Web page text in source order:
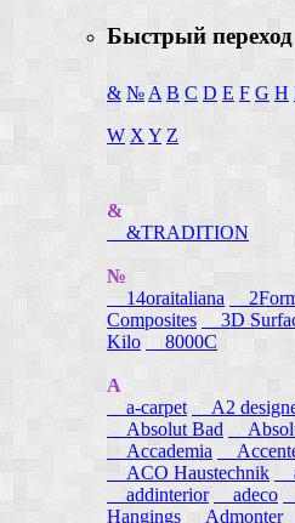
Быстрый переход
& № A B C D E F G H
W X Y Z
&
&TRADITION
№
14oraitaliana
Composites
3D
Kilo
8000C
A
a-carpet
A2
Absolut Bad
Accademia
ACO Haustechnik
addinterior
adeco
Hangings Admonter